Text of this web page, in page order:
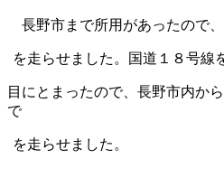
長野市まで所用があったので
を走らせました。 国道１８号線
目にとまったので、長野市内か
で
を走らせました。